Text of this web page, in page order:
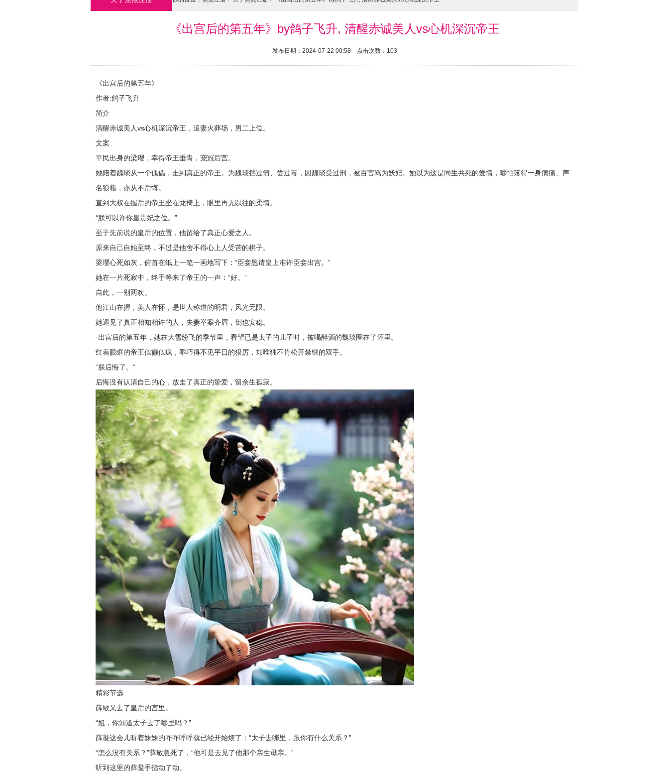
《出宫后的第五年》by鸽子飞升, 清醒赤诚美人vs心机深沉帝王
发布日期：2024-07-22 00:58 点击次数：103
《出宫后的第五年》
作者:鸽子飞升
简介
清醒赤诚美人vs心机深沉帝王，追妻火葬场，男二上位。
文案
平民出身的梁璎，幸得帝王垂青，宠冠后宫。
她陪着魏琰从一个傀儡，走到真正的帝王。为魏琰挡过箭、尝过毒，因魏琰受过刑，被百官骂为妖妃。她以为这是同生共死的爱情，哪怕落得一身病痛、声
名狼藉，亦从不后悔。
直到大权在握后的帝王坐在龙椅上，眼里再无以往的柔情。
“朕可以许你皇贵妃之位。”
至于先前说的皇后的位置，他留给了真正心爱之人。
原来自己自始至终，不过是他舍不得心上人受苦的棋子。
梁璎心死如灰，俯首在纸上一笔一画地写下：“臣妾恳请皇上准许臣妾出宫。”
她在一片死寂中，终于等来了帝王的一声：“好。”
自此，一别两欢。
他江山在握，美人在怀，是世人称道的明君，风光无限。
她遇见了真正相知相许的人，夫妻举案齐眉，倒也安稳。
-出宫后的第五年，她在大雪纷飞的季节里，看望已是太子的儿子时，被喝醉酒的魏琰圈在了怀里。
红着眼眶的帝王似癫似疯，乖巧得不见平日的狠厉，却唯独不肯松开禁锢的双手。
“朕后悔了。”
后悔没有认清自己的心，放走了真正的挚爱，留余生孤寂。
精彩节选
薛敏又去了皇后的宫里。
“姐，你知道太子去了哪里吗？”
薛凝这会儿听着妹妹的咋咋呼呼就已经开始烦了：“太子去哪里，跟你有什么关系？”
“怎么没有关系？”薛敏急死了，“他可是去见了他那个亲生母亲。”
听到这里的薛凝手指动了动。